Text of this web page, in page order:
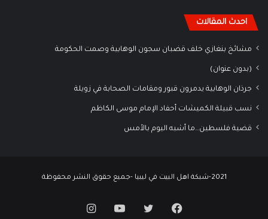
احدث المقالات
مشائخ بنغازي خلف قضبان سجون الوهابية وصمت الحكومة
(بدون عنوان)
جرذان الوهابية يدمرون قبور ومقامات الصحابة في زويلة
نسب قبيلة الكميشات أحفاد الإمام موسى الكاظم
قضية فلسطين…ما أشبه اليوم بالأمس
2021-شبكة اهل البيت في ليبيا -جميع حقوق النشر محفوظة
فيسبوكتويتر يوتيوب